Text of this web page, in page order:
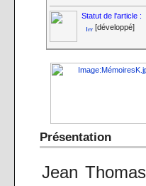
Statut de l'article :
[développé]
Présentation
Jean